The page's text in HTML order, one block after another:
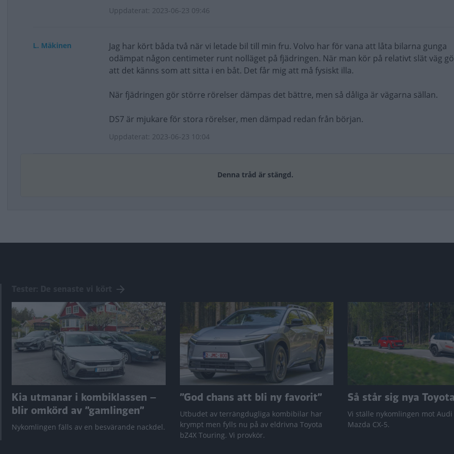
Uppdaterat: 2023-06-23 09:46
L. Mäkinen
Jag har kört båda två när vi letade bil till min fru. Volvo har för vana att låta bilarna gunga
odämpat någon centimeter runt nolläget på fjädringen. När man kör på relativt slät väg
att det känns som att sitta i en båt. Det får mig att må fysiskt illa.
När fjädringen gör större rörelser dämpas det bättre, men så dåliga är vägarna sällan.
DS7 är mjukare för stora rörelser, men dämpad redan från början.
Uppdaterat: 2023-06-23 10:04
Denna tråd är stängd.
Kia utmanar i kombiklassen –
blir omkörd av ”gamlingen”
Nykomlingen fälls av en besvärande nackdel.
”God chans att bli ny favorit”
Utbudet av terrängdugliga kombibilar har
krympt men fylls nu på av eldrivna Toyota
bZ4X Touring. Vi provkör.
Så står sig nya
Vi ställe nykomlingen mot Audi
Mazda CX-5.